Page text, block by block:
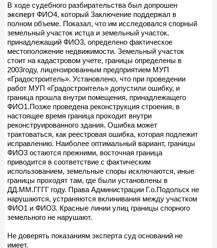
В ходе судебного разбирательства был допрошен
эксперт ФИО4, который Заключение поддержал в
полном объеме. Показал, что им исследовался спорный
земельный участок истца и земельный участок,
принадлежащий ФИО3, определено фактическое
местоположение недвижимости. Земельный участок
стоит на кадастровом учете, границы определены в
2003году, лицензированным предприятием МУП
«Градостроитель». Установлено, что при проведении
работ МУП «Градостроитель» допустили ошибку, и
граница прошла внутри помещения, принадлежащего
ФИО1.Позже проведена реконструкция строения, в
настоящее время граница проходит внутри
реконструированного здания. Ошибка может
трактоваться, как реестровая ошибка, которая подлежит
исправлению. Наиболее оптимальный вариант, границы
ФИО3 остаются прежними, восточная граница
приводится в соответствие с фактическим
использованием, земельные споры исключаются, иные
границы проходят там, где были установлены в
ДД.ММ.ГГГГ году. Права Администрации Г.о.Подольск не
нарушаются, устраняются вклинивания между участком
ФИО1 и ФИО3. Красные линии улиц границы спорного
земельного не нарушают.
Не доверять показаниям эксперта суд оснований не
имеет.